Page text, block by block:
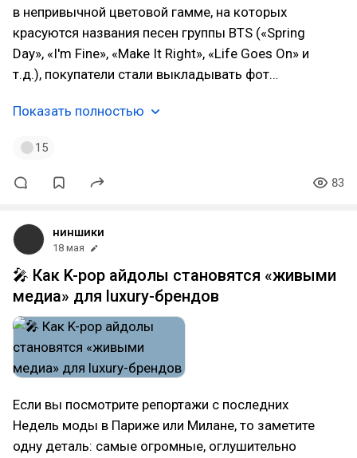
в непривычной цветовой гамме, на которых
красуются названия песен группы BTS («Spring
Day», «I'm Fine», «Make It Right», «Life Goes On» и
т.д.), покупатели стали выкладывать фот…
Показать полностью
15
83
ниншики
18 мая
🎤 Как K-pop айдолы становятся «живыми
медиа» для luxury-брендов
Если вы посмотрите репортажи с последних
Недель моды в Париже или Милане, то заметите
одну деталь: самые огромные, оглушительно